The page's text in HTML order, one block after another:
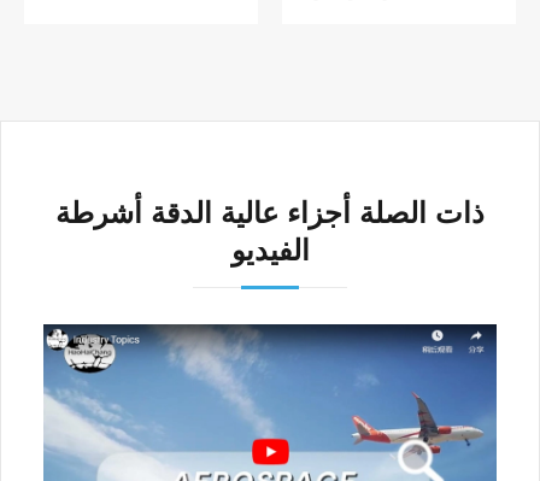
ذات الصلة أجزاء عالية الدقة أشرطة
الفيديو